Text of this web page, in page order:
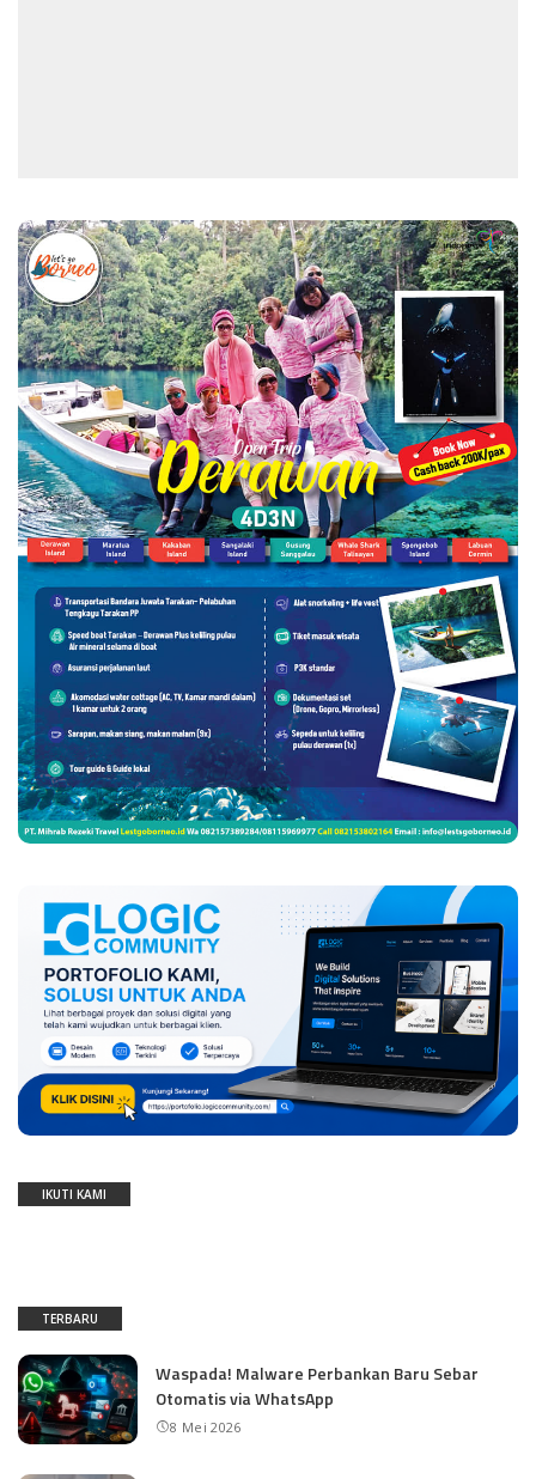
IKUTI KAMI
TERBARU
Waspada! Malware Perbankan Baru Sebar
Otomatis via WhatsApp
8 Mei 2026